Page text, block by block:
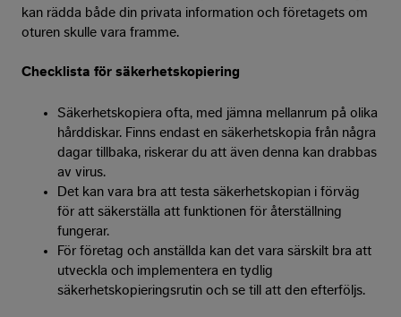
kan rädda både din privata information och företagets om
oturen skulle vara framme.
Checklista för säkerhetskopiering
Säkerhetskopiera ofta, med jämna mellanrum på olika
hårddiskar. Finns endast en säkerhetskopia från några
dagar tillbaka, riskerar du att även denna kan drabbas
av virus.
Det kan vara bra att testa säkerhetskopian i förväg
för att säkerställa att funktionen för återställning
fungerar.
För företag och anställda kan det vara särskilt bra att
utveckla och implementera en tydlig
säkerhetskopieringsrutin och se till att den efterföljs.